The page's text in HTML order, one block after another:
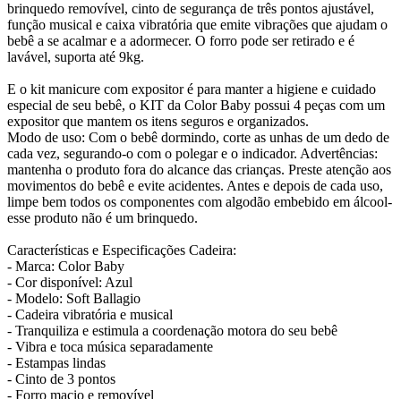
brinquedo removível, cinto de segurança de três pontos ajustável,
função musical e caixa vibratória que emite vibrações que ajudam o
bebê a se acalmar e a adormecer. O forro pode ser retirado e é
lavável, suporta até 9kg.
E o kit manicure com expositor é para manter a higiene e cuidado
especial de seu bebê, o KIT da Color Baby possui 4 peças com um
expositor que mantem os itens seguros e organizados.
Modo de uso: Com o bebê dormindo, corte as unhas de um dedo de
cada vez, segurando-o com o polegar e o indicador. Advertências:
mantenha o produto fora do alcance das crianças. Preste atenção aos
movimentos do bebê e evite acidentes. Antes e depois de cada uso,
limpe bem todos os componentes com algodão embebido em álcool-
esse produto não é um brinquedo.
Características e Especificações Cadeira:
- Marca: Color Baby
- Cor disponível: Azul
- Modelo: Soft Ballagio
- Cadeira vibratória e musical
- Tranquiliza e estimula a coordenação motora do seu bebê
- Vibra e toca música separadamente
- Estampas lindas
- Cinto de 3 pontos
- Forro macio e removível